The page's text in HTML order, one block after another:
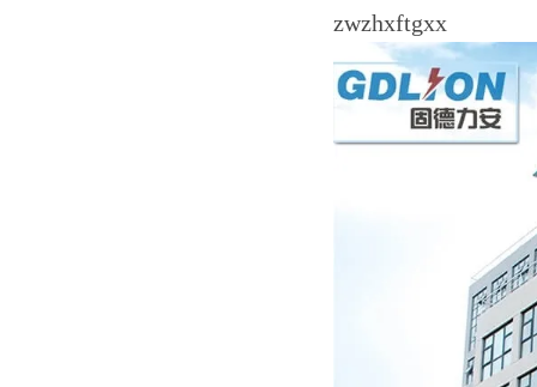
zwzhxftgxx